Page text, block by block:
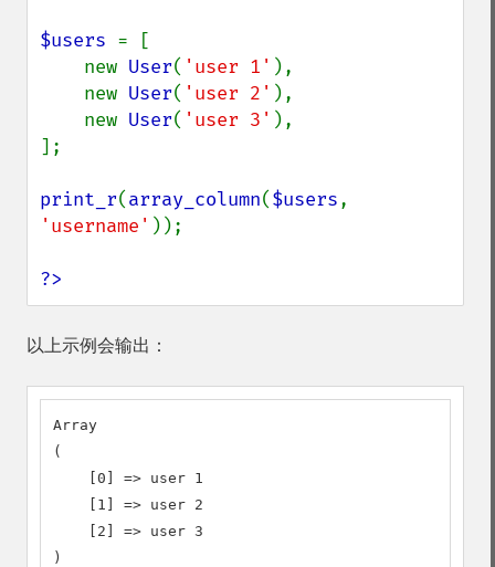
$users = [
    new
User( 'user 1' ),
    new
User( 'user 2' ),
    new
User( 'user 3' ),
];
print_r(array_column($users
'username' ));
?>
以上示例会输出：
Array
(
    [0] => user 1
    [1] => user 2
    [2] => user 3
)